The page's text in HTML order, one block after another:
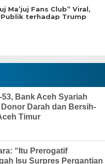
Ma’juj Fans Club” Viral,
terhadap Trump
53, Bank Aceh Syariah
Darah dan Bersih-
Timur
“Itu Prerogatif
Isu Surpres Pergantian